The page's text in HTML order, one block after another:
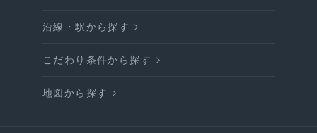
沿線・駅から探す
こだわり条件から探す
地図から探す